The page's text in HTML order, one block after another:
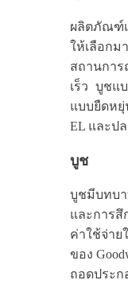
ผลิตภัณฑ์
ให้เลือ
สถานกา
เร็ว บูชแ
แบบยืดห
EL และป
บูช
บูชมีบทบ
และการสึ
ค่าใช้จ่าย
ของ
ถอดประก